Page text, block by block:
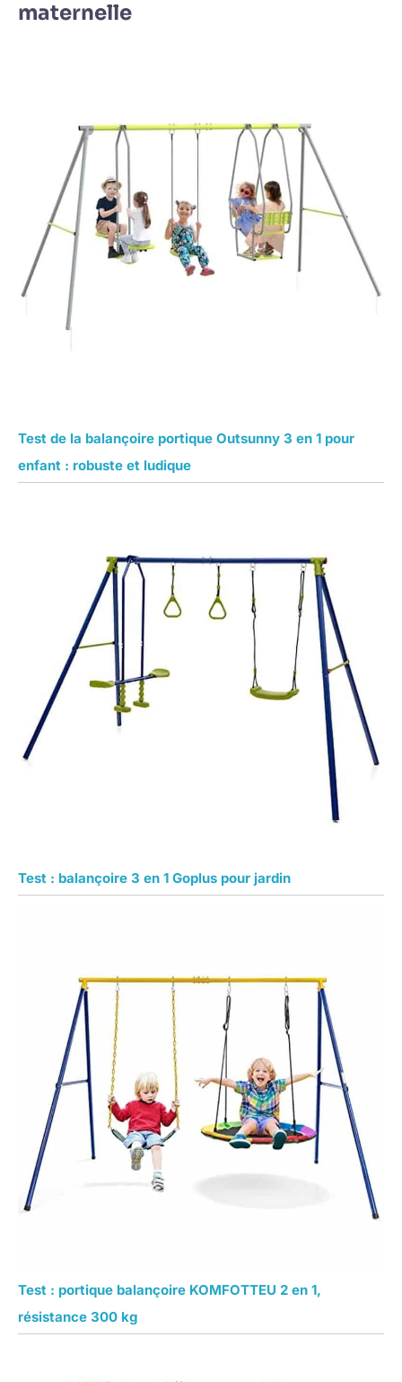
maternelle
Test de la balançoire portique Outsunny 3 en 1 pour
enfant : robuste et ludique
Test : balançoire 3 en 1 Goplus pour jardin
Test : portique balançoire KOMFOTTEU 2 en 1,
résistance 300 kg